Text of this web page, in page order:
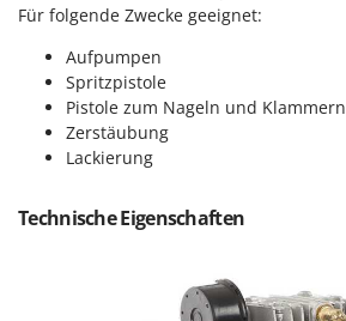
Küchenreiben - elektrisch
Kükenaufzuchtboxen
Laderampe aus Aluminium
Laubsauger - Laubbläser
Luftentfeuchter
Elegen
Energy Gruppi
Enotecnica Pillan
Eschenfelder
EuroMech
Fama Industrie
Für folgende Zwecke geeignet:
Aufpumpen
Spritzpistole
Pistole zum Nageln und Klammern
Zerstäubung
Lackierung
Technische Eigenschaften